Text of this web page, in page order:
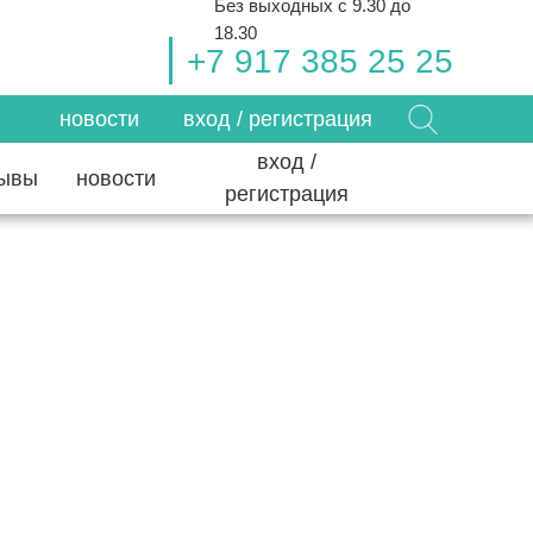
Без выходных с 9.30 до
18.30
+7 917 385 25 25
новости вход / регистрация
новости
вход /
регистрация